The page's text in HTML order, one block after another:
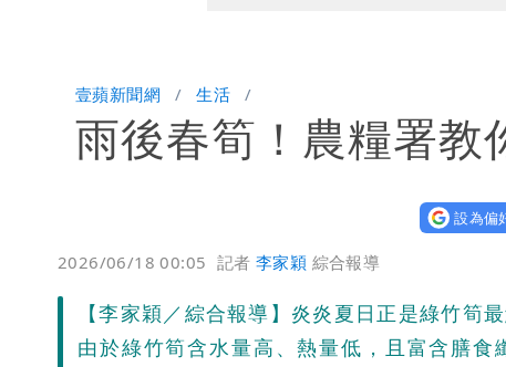
壹蘋新聞網 生活
雨後春筍！農糧署
設為偏
2026/06/18 00:05 記者李家穎 綜合報導
【李家穎／綜合報導】炎炎夏日正是綠竹筍
由於綠竹筍含水量高、熱量低，且富含膳